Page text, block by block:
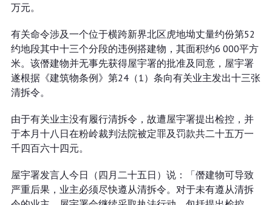
万元。
有关命令涉及一个位于横跨新界北区虎地坳丈量约份第52
约地段其中十三个分段的违例搭建物，其面积约6 000平方
米。该僭建物并无事先获得屋宇署的批准及同意，屋宇署
遂根据《建筑物条例》第24（1）条向有关业主发出十三张
清拆令。
由于有关业主没有履行清拆令，故遭屋宇署提出检控，并
于本月十八日在粉岭裁判法院被定罪及罚款共二十五万一
千四百六十四元。
屋宇署发言人今日（四月二十五日）说：「僭建物可导致
严重后果，业主必须尽快遵从清拆令。对于未有遵从清拆